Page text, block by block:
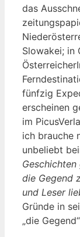
das
Slowakei; in
fünfzig
erscheinen
im
ich brauche
unbeliebt
die Gegend
und Leser
Gründe in
„die